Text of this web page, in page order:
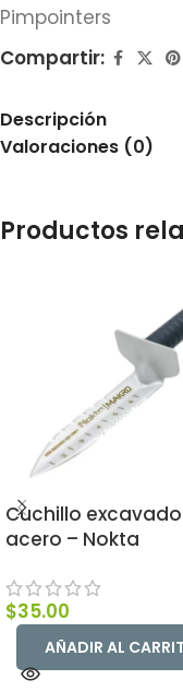
Pimpointers
Compartir:
Descripción
Valoraciones (0)
Productos
Cuchillo
acero – Nokta
$35.00
AÑADIR AL